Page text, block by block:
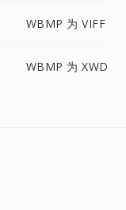
WBMP 为 VIFF
WBMP 为 XWD